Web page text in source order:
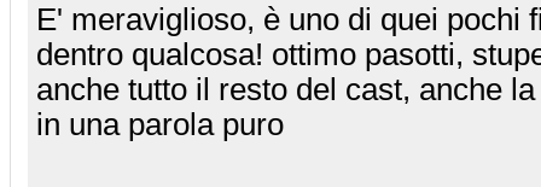
E' meraviglioso, è uno di quei pochi
dentro qualcosa! ottimo pasotti,
anche tutto il resto del cast, anche
in una parola puro